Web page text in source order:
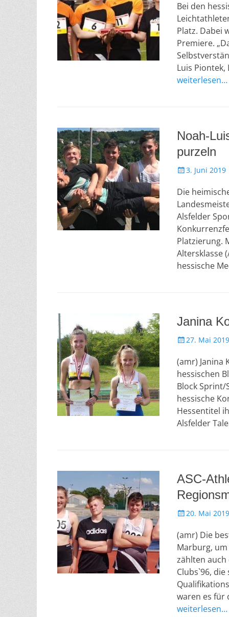
r
ö
f
f
e
n
t
l
a
Bei den
Platz. Dabei
Premiere.
Luis Piontek,
weiterlesen…
Noah-
purzeln
V
r
ö
f
f
e
n
t
l
a
3. Juni 2019
Die
Alsfelder
Platzierung.
Altersklasse
hessische
Janina
V
r
ö
f
f
e
n
t
t
a
m
27. Mai 2019
(amr) Janina
hessischen
Block Sprint/
hessische
Hessentitel
Alsfelder
ASC-
V
r
ö
f
f
e
n
t
l
20. Mai 2019
(amr) Die
Marburg,
zählten auch
Clubs`96,
waren es für
weiterlesen…